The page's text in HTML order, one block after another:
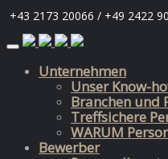
+43 2173 20066 / +49 2422
Skip
contentUnternehmen
Unser Know-
Branchen und
Treffsichere
WARUM
Bewerber